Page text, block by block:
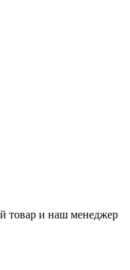
товар и наш менеджер